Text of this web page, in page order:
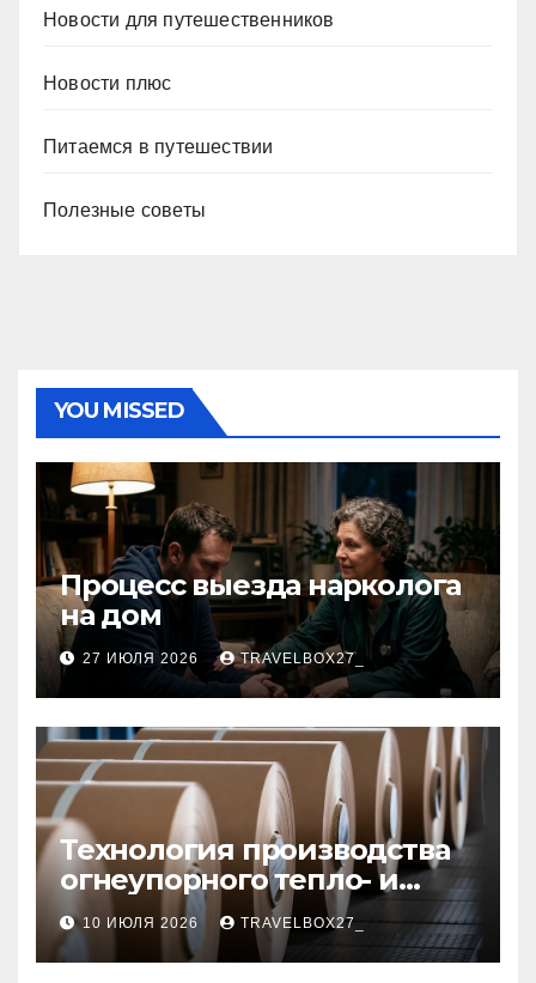
Новости для путешественников
Новости плюс
Питаемся в путешествии
Полезные советы
YOU MISSED
Процесс выезда нарколога
на дом
27 ИЮЛЯ 2026 TRAVELBOX27_
Технология производства
огнеупорного тепло- и
звукоизоляционного
картона из
муллитокремнеземистого
10 ИЮЛЯ 2026 TRAVELBOX27_